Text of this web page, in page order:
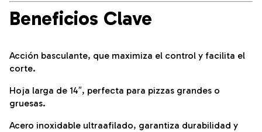
Beneficios Clave
Acción basculante, que maximiza el control y facilita el
corte.
Hoja larga de 14″, perfecta para pizzas grandes o
gruesas.
Acero inoxidable ultraafilado, garantiza durabilidad y